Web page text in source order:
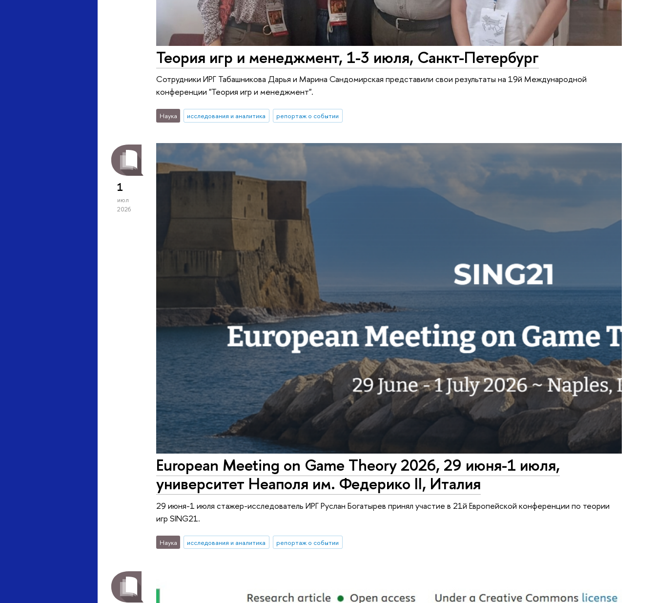
Теория игр и менеджмент, 1-3 июля, Санкт-Петербург
Сотрудники ИРГ Табашникова Дарья и Марина Сандомирская представили свои результаты на 19й Международной
конференции "Теория игр и менеджмент".
Наука исследования и аналитика репортаж о событии
1
июл
2026
European Meeting on Game Theory 2026, 29 июня-1 июля,
университет Неаполя им. Федерико II, Италия
29 июня-1 июля стажер-исследователь ИРГ Руслан Богатырев принял участие в 21й Европейской конференции по теории
игр SING21.
Наука исследования и аналитика репортаж о событии